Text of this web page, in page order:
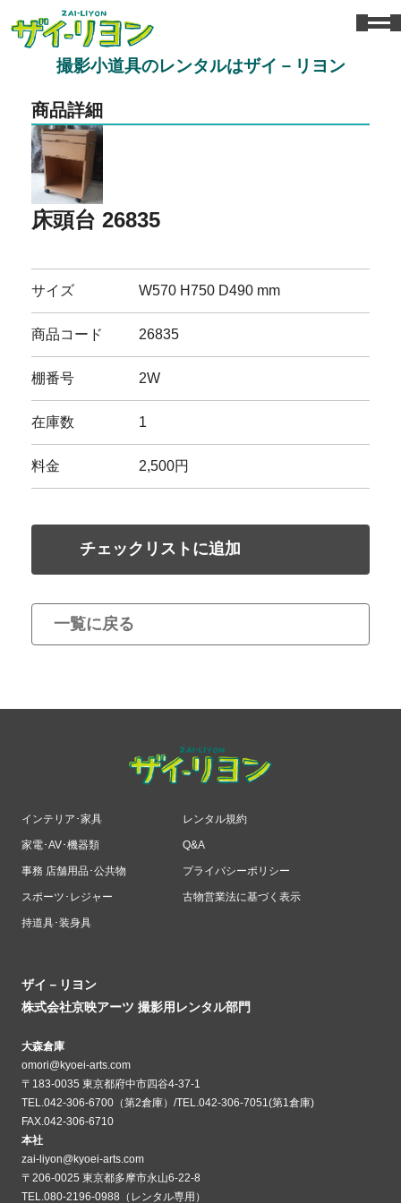
撮影小道具のレンタルはザイ－リヨン
商品詳細
床頭台 26835
サイズ W570 H750 D490 mm
商品コード 26835
棚番号 2W
在庫数 1
料金 2,500円
チェックリストに追加
一覧に戻る
インテリア･家具
家電･AV･機器類
事務 店舗用品･公共物
スポーツ･レジャー
持道具･装身具
レンタル規約
Q&A
プライバシーポリシー
古物営業法に基づく表示
ザイ－リヨン
株式会社京映アーツ 撮影用レンタル部門
大森倉庫
omori@kyoei-arts.com
〒183-0035 東京都府中市四谷4-37-1
TEL.042-306-6700（第2倉庫）/TEL.042-306-7051(第1倉庫)
FAX.042-306-6710
本社
zai-liyon@kyoei-arts.com
〒206-0025 東京都多摩市永山6-22-8
TEL.080-2196-0988（レンタル専用）